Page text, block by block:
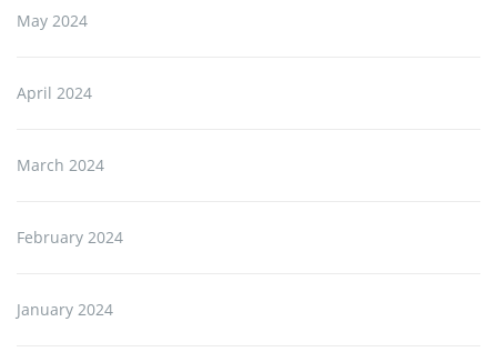
May 2024
April 2024
March 2024
February 2024
January 2024